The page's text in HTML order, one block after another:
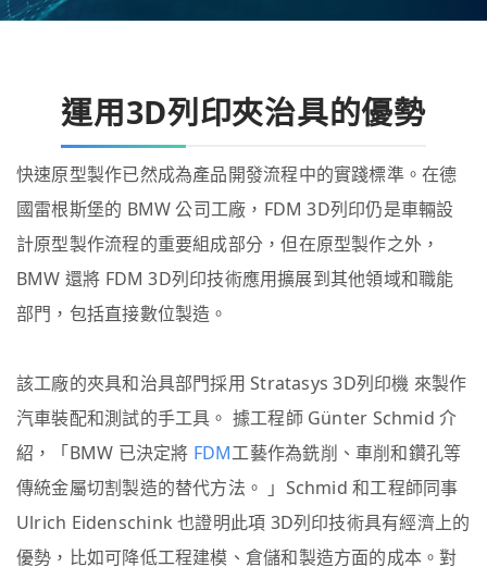
運用3D列印夾治具的優勢
快速原型製作已然成為產品開發流程中的實踐標準。在德
國雷根斯堡的 BMW 公司工廠，FDM 3D列印仍是車輛設
計原型製作流程的重要組成部分，但在原型製作之外，
BMW 還將 FDM 3D列印技術應用擴展到其他領域和職能
部門，包括直接數位製造。
該工廠的夾具和治具部門採用 Stratasys 3D列印機 來製作
汽車裝配和測試的手工具。 據工程師 Günter Schmid 介
紹，「BMW 已決定將 FDM工藝作為銑削、車削和鑽孔等
傳統金屬切割製造的替代方法。 」Schmid 和工程師同事
Ulrich Eidenschink 也證明此項 3D列印技術具有經濟上的
優勢，比如可降低工程建模、倉儲和製造方面的成本。對